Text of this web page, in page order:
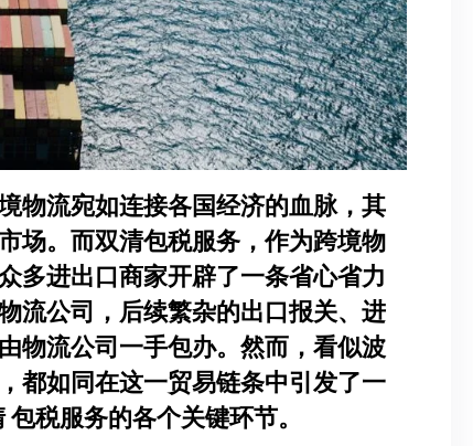
物流宛如连接各国经济的血脉，其
场。而双清包税服务，作为跨境物
多进出口商家开辟了一条省心省力
流公司，后续繁杂的出口报关、进
物流公司一手包办。然而，看似波
都如同在这一贸易链条中引发了一
税服务的各个关键环节。